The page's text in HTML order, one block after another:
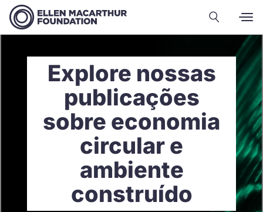
Explore nossas
publicações
sobre economia
circular e
ambiente
construído